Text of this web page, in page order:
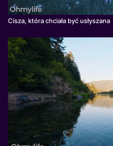
Cisza, która chciała być usłyszana